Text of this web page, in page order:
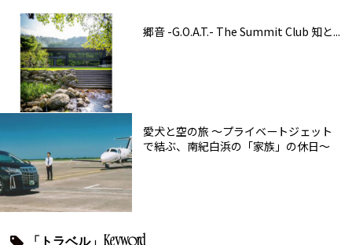
郷音 -G.O.A.T.- The Summit Club 知と...
愛犬と空の旅 ～プライベートジェット
で結ぶ、南紀白浜の「家族」の休日～
「トラベル」Keyword